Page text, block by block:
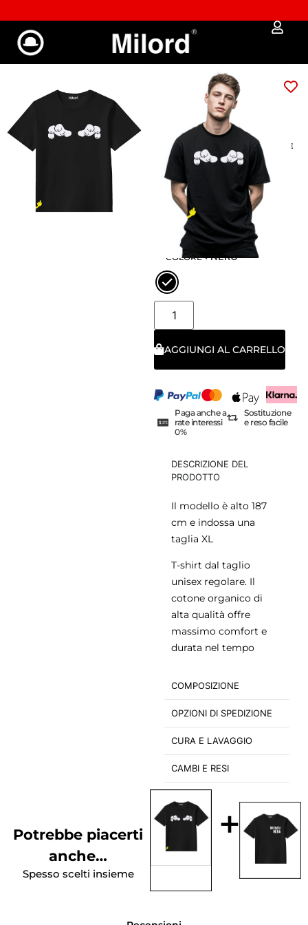
SALDI % SALDI % SALDI % ✔︎ Spedizione e reso
T-shirt BYE BYE
SYLVESTER
33,15€
GUIDA ALLE MISURE
: XS
XS S
L
XXL
COLORE : NERO
AGGIUNGI AL CARRELLO
Paga anche a
rate interessi
0%
Sostituzione
e reso facile
DESCRIZIONE DEL
PRODOTTO
Il modello è alto 187
cm e indossa una
taglia XL
T-shirt dal taglio
unisex regolare. Il
cotone organico di
alta qualità offre
massimo comfort e
durata nel tempo
COMPOSIZIONE
OPZIONI DI SPEDIZIONE
CURA E LAVAGGIO
CAMBI E RESI
Potrebbe piacerti
anche…
Spesso scelti insieme
+